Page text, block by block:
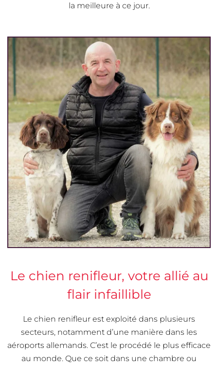
la meilleure à ce jour.
Le chien renifleur, votre allié au
flair infaillible
Le chien renifleur est exploité dans plusieurs
secteurs, notamment d’une manière dans les
aéroports allemands. C’est le procédé le plus efficace
au monde. Que ce soit dans une chambre ou